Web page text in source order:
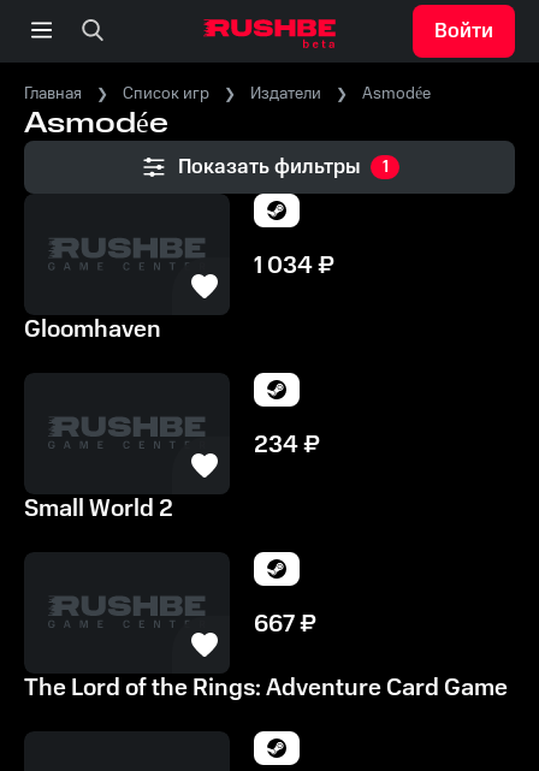
Войти
Главная Список игр Издатели Asmodée
Asmodée
Показать фильтры 1
1 034₽
Gloomhaven
234₽
Small World 2
667₽
The Lord of the Rings: Adventure Card Game